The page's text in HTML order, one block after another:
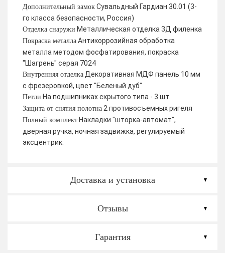
Дополнительный замок Сувальдный Гардиан 30.01 (3-
го класса безопасности, Россия)
Отделка снаружи Металлическая отделка 3Д филенка
Покраска металла Антикоррозийная обработка
металла методом фосфатирования, покраска
"Шагрень" серая 7024
Внутренняя отделка Декоративная МДФ панель 10 мм
с фрезеровкой, цвет "Беленый дуб"
Петли На подшипниках скрытого типа - 3 шт.
Защита от снятия полотна 2 противосъемных ригеля
Полный комплект Накладки "шторка-автомат",
дверная ручка, ночная задвижка, регулируемый
эксцентрик.
Доставка и установка
Отзывы
Гарантия